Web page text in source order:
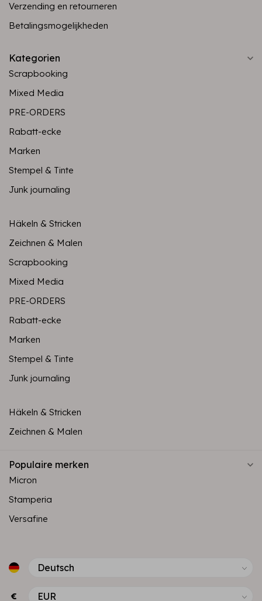
Verzending en retourneren
Betalingsmogelijkheden
Kategorien
Scrapbooking
Mixed Media
PRE-ORDERS
Rabatt-ecke
Marken
Stempel & Tinte
Junk journaling
Häkeln & Stricken
Zeichnen & Malen
Scrapbooking
Mixed Media
PRE-ORDERS
Rabatt-ecke
Marken
Stempel & Tinte
Junk journaling
Häkeln & Stricken
Zeichnen & Malen
Populaire merken
Micron
Stamperia
Versafine
€